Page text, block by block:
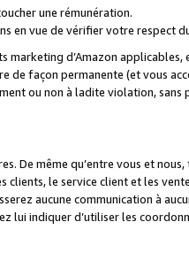
une rémunération.
en vue de vérifier votre respect
d’Amazon
de façon permanente (et vous
ou non à ladite violation,
De même qu’entre vous et
le service client et les
aucune communication à
lui indiquer d’utiliser les